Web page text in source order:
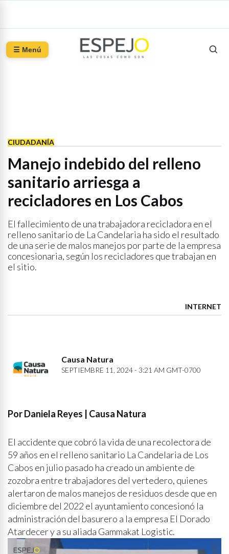
☰ Menú
CIUDADANÍA
Manejo indebido del relleno
sanitario arriesga a
recicladores en Los Cabos
El fallecimiento de una trabajadora recicladora en el
relleno sanitario de La Candelaria ha sido el resultado
de una serie de malos manejos por parte de la empresa
concesionaria, según los recicladores que trabajan en
el sitio.
INTERNET
Causa Natura
SEPTIEMBRE 11, 2024 - 3:21 AM GMT-0700
Por Daniela Reyes | Causa Natura
El accidente que cobró la vida de una recolectora de
59 años en el relleno sanitario La Candelaria de Los
Cabos en julio pasado ha creado un ambiente de
zozobra entre trabajadores del vertedero, quienes
alertaron de malos manejos de residuos desde que en
diciembre del 2022 el ayuntamiento concesionó la
administración del basurero a la empresa El Dorado
Atardecer y a su aliada Gammakat Logistic.